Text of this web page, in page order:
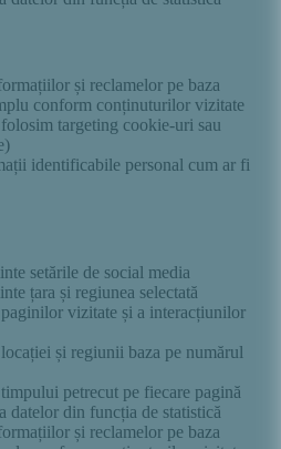
și reclamelor pe baza
conform conținuturilor vizitate
targeting cookie-uri sau
identificabile personal cum ar fi
setările de social media
țara și regiunea selectată
vizitate și a interacțiunilor
și regiunii baza pe numărul
petrecut pe fiecare pagină
datelor din funcția de statistică
și reclamelor pe baza